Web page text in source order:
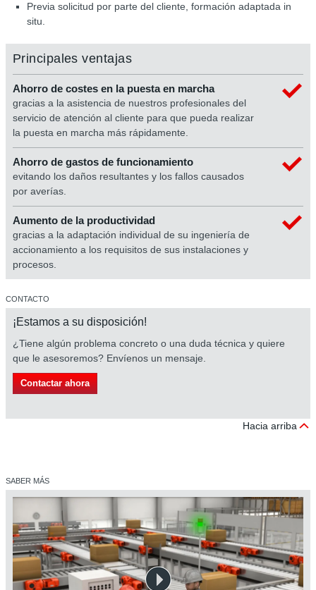
Previa solicitud por parte del cliente, formación adaptada in
situ.
Principales ventajas
Ahorro de costes en la puesta en marcha
gracias a la asistencia de nuestros profesionales del
servicio de atención al cliente para que pueda realizar
la puesta en marcha más rápidamente.
Ahorro de gastos de funcionamiento
evitando los daños resultantes y los fallos causados
por averías.
Aumento de la productividad
gracias a la adaptación individual de su ingeniería de
accionamiento a los requisitos de sus instalaciones y
procesos.
CONTACTO
¡Estamos a su disposición!
¿Tiene algún problema concreto o una duda técnica y quiere
que le asesoremos? Envíenos un mensaje.
Contactar ahora
Hacia arriba
SABER MÁS